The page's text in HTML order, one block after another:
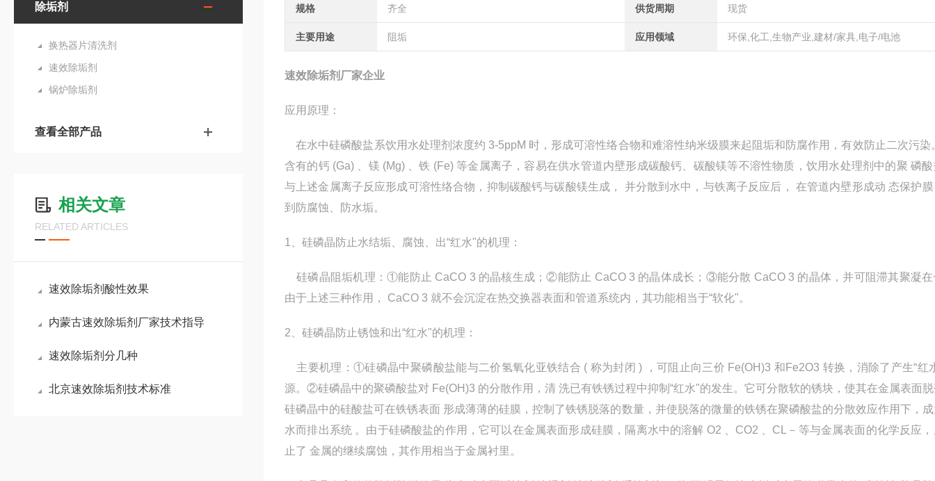
除垢剂
换热器片清洗剂
速效除垢剂
锅炉除垢剂
查看全部产品
相关文章
RELATED ARTICLES
速效除垢剂酸性效果
内蒙古速效除垢剂厂家技术指导
速效除垢剂分几种
北京速效除垢剂技术标准
规格 齐全 供货周期 现货
主要用途 阻垢 应用领域 环保,化工,生物产业,建材/家具,电子/电池
速效除垢剂厂家企业
应用原理：
在水中硅磷酸盐系饮用水处理剂浓度约 3-5ppM 时，形成可溶性络合物和难溶性纳米级膜来起阻垢和防腐作用，有效防止二次污染
含有的钙 (Ga) 、镁 (Mg) 、铁 (Fe) 等金属离子，容易在供水管道内壁形成碳酸钙、碳酸镁等不溶性物质，饮用水处理剂中的聚 磷
与上述金属离子反应形成可溶性络合物，抑制碳酸钙与碳酸镁生成， 并分散到水中，与铁离子反应后， 在管道内壁形成动 态保护
到防腐蚀、防水垢。
1、硅磷晶防止水结垢、腐蚀、出“红水"的机理：
硅磷晶阻垢机理：①能防止 CaCO 3 的晶核生成；②能防止 CaCO 3 的晶体成长；③能分散 CaCO 3 的晶体，并可阻滞其聚凝在
由于上述三种作用， CaCO 3 就不会沉淀在热交换器表面和管道系统内，其功能相当于“软化"。
2、硅磷晶防止锈蚀和出“红水"的机理：
主要机理：①硅磷晶中聚磷酸盐能与二价氢氧化亚铁结合 ( 称为封闭 ) ，可阻止向三价 Fe(OH)3 和Fe2O3 转换，消除了产生“红
源。②硅磷晶中的聚磷酸盐对 Fe(OH)3 的分散作用，清 洗已有铁锈过程中抑制“红水"的发生。它可分散软的锈块，使其在金属表面
硅磷晶中的硅酸盐可在铁锈表面 形成薄薄的硅膜，控制了铁锈脱落的数量，并使脱落的微量的铁锈在聚磷酸盐的分散效应作用下，
水而排出系统 。由于硅磷酸盐的作用，它可以在金属表面形成硅膜，隔离水中的溶解 O2 、CO2 、CL－等与金属表面的化学反应
止了 金属的继续腐蚀，其作用相当于金属衬里。